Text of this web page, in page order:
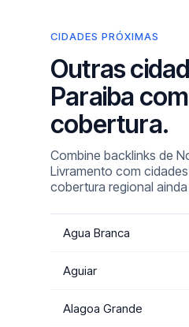
CIDADES PRÓXIMAS
Outras
Paraiba com
cobertura.
Combine backlinks de
Livramento com
cobertura regional
Agua Branca
Aguiar
Alagoa Grande